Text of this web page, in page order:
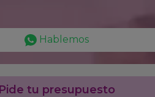
Hablemos
Pide tu presupuesto